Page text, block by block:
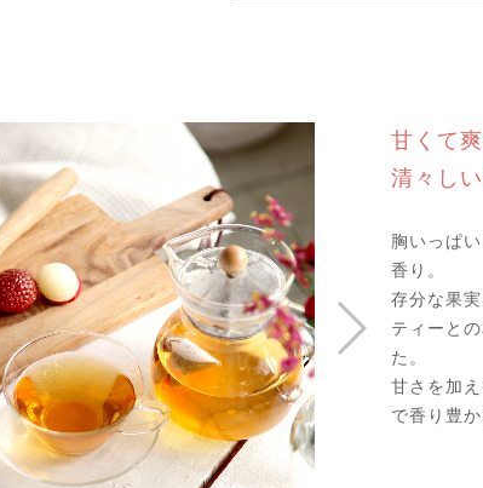
甘くて
清々し
胸いっぱ
香り。
存分な果
ティーと
た。
甘さを加
で香り豊